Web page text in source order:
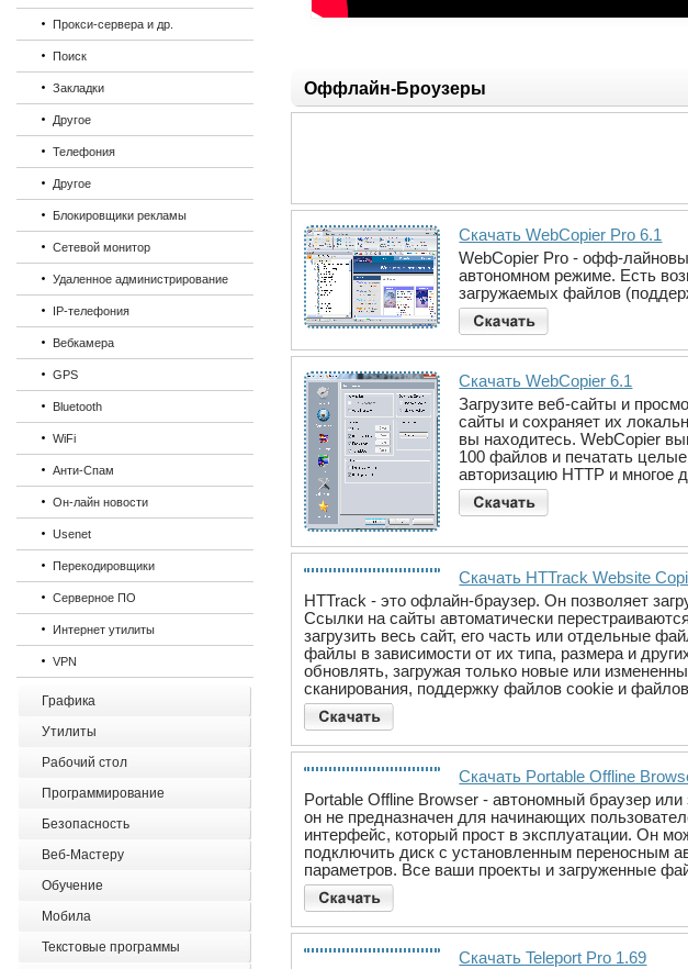
Прокси-сервера и др.
Поиск
Закладки
Другое
Телефония
Другое
Блокировщики рекламы
Сетевой монитор
Удаленное администрирование
IP-телефония
Вебкамера
GPS
Bluetooth
WiFi
Анти-Спам
Он-лайн новости
Usenet
Перекодировщики
Серверное ПО
Интернет утилиты
VPN
Графика
Утилиты
Рабочий стол
Программирование
Безопасность
Веб-Мастеру
Обучение
Мобила
Текстовые программы
Оффлайн-Броузеры
Скачать WebCopier Pro 6.1
WebCopier Pro - офф-
автономном режиме. Есть
загружаемых файлов
Скачать WebCopier 6.1
Загрузите веб-сайты и
сайты и сохраняет их
вы находитесь. WebCopier
100 файлов и печатать
авторизацию HTTP и многое
Скачать HTTrack Website
HTTrack - это офлайн-браузер. Он позволяет
Ссылки на сайты автоматически
загрузить весь сайт, его часть или отдельные
файлы в зависимости от их типа, размера и
обновлять, загружая только новые или
сканирования, поддержку файлов cookie и
Скачать Portable Offline
Portable Offline Browser - автономный браузер или
он не предназначен для начинающих
интерфейс, который прост в эксплуатации. Он
подключить диск с установленным переносным
параметров. Все ваши проекты и загруженные
Скачать Teleport Pro 1.69